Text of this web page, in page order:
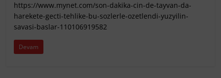
https://www.mynet.com/son-dakika-cin-de-tayvan-da-
harekete-gecti-tehlike-bu-sozlerle-ozetlendi-yuzyilin-
savasi-baslar-110106919582
Devam